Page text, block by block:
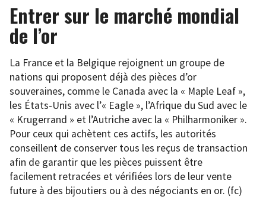
Entrer sur le marché mondial
de l’or
La France et la Belgique rejoignent un groupe de
nations qui proposent déjà des pièces d’or
souveraines, comme le Canada avec la « Maple Leaf »,
les États-Unis avec l’« Eagle », l’Afrique du Sud avec le
« Krugerrand » et l’Autriche avec la « Philharmoniker ».
Pour ceux qui achètent ces actifs, les autorités
conseillent de conserver tous les reçus de transaction
afin de garantir que les pièces puissent être
facilement retracées et vérifiées lors de leur vente
future à des bijoutiers ou à des négociants en or. (fc)